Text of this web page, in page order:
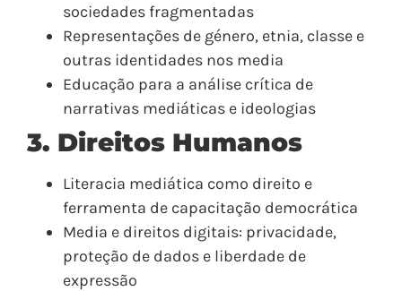
sociedades fragmentadas
Representações de género, etnia, classe e
outras identidades nos media
Educação para a análise crítica de
narrativas mediáticas e ideologias
3. Direitos Humanos
Literacia mediática como direito e
ferramenta de capacitação democrática
Media e direitos digitais: privacidade,
proteção de dados e liberdade de
expressão